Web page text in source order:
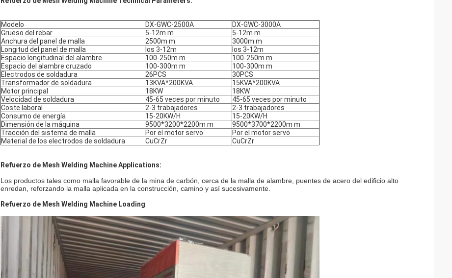
Modelo DX-GWC-2500A
DX-GWC-3000A
Grueso del rebar
5-12m m
5-12m m
Anchura del panel de malla
2500m m
3000m m
Longitud del panel de malla
los 3-12m
los 3-12m
Espacio longitudinal del alambre
100-250m m
100-250m m
Espacio del alambre cruzado
100-300m m
100-300m m
Electrodos de soldadura
26PCS
30PCS
Transformador de soldadura
13KVA*200KVA
15KVA*200KVA
Motor principal
18KW
18KW
Velocidad de soldadura
45-65 veces por minuto
45-65 veces por minuto
Coste laboral
2-3 trabajadores
2-3 trabajadores
Consumo de energía
15-20KW/H
15-20KW/H
Dimensión de la máquina
9500*3200*2200m m
9500*3700*2200m m
Tracción del sistema de malla
Por el motor servo
Por el motor servo
Material de los electrodos de soldadura
CuCrZr CuCrZr
Refuerzo de Mesh Welding Machine Applications:
Los productos tales como malla favorable de la mina de carbón, cerca de la malla de alambre, puentes de acero del edificio alto
enredan, reforzando la malla aplicada en la construcción, camino y así sucesivamente.
Refuerzo de Mesh Welding Machine Loading